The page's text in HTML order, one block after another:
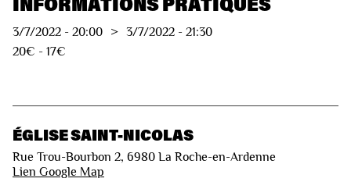
3/7/2022 - 20:00 > 3/7/2022 - 21:30
20€ - 17€
ÉGLISE SAINT-NICOLAS
Rue Trou-Bourbon 2, 6980 La Roche-en-Ardenne
Lien Google Map